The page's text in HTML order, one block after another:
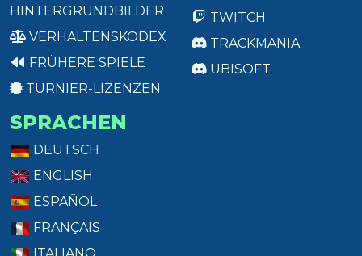
HINTERGRUNDBILDER
VERHALTENSKODEX
FRÜHERE SPIELE
TURNIER-LIZENZEN
TWITCH
TRACKMANIA
UBISOFT
SPRACHEN
DEUTSCH
ENGLISH
ESPAÑOL
FRANÇAIS